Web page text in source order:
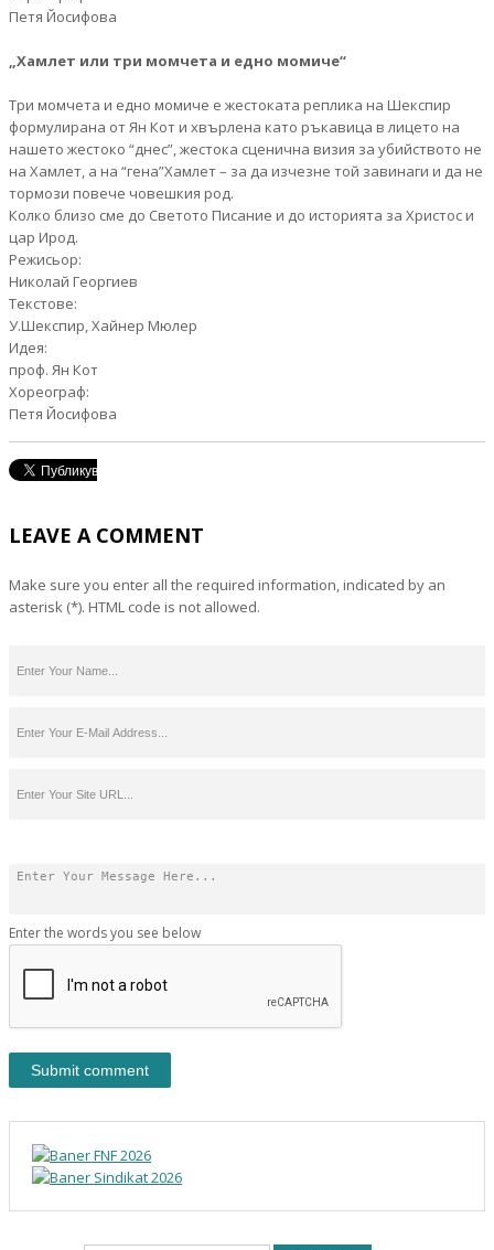
Петя Йосифова
„Хамлет или три момчета и едно момиче“
Три момчета и едно момиче е жестоката реплика на Шекспир
формулирана от Ян Кот и хвърлена като ръкавица в лицето на
нашето жестокo “днес”, жестока сценична визия за убийството не
на Хамлет, а на “гена”Хамлет – за да изчезне той завинаги и да не
тормози повече човешкия род.
Колко близо сме до Светото Писание и до историята за Христос и
цар Ирод.
Режисьор:
Николай Георгиев
Текстове:
У.Шекспир, Хайнер Мюлер
Идея:
проф. Ян Кот
Хореограф:
Петя Йосифова
LEAVE A COMMENT
Make sure you enter all the required information, indicated by an
asterisk (*). HTML code is not allowed.
Enter the words you see below